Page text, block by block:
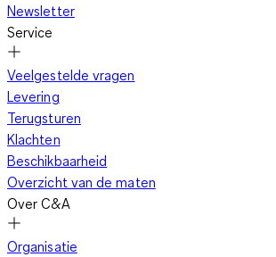
Newsletter
Service
Veelgestelde vragen
Levering
Terugsturen
Klachten
Beschikbaarheid
Overzicht van de maten
Over C&A
Organisatie